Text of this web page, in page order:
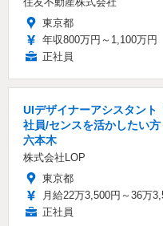
東京都
年収800万円～1,100万円
正社員
UIデザイナーアシスタント
社員/センスを活かしたい
六本木
株式会社LOP
東京都
月給22万3,500円～36万
正社員